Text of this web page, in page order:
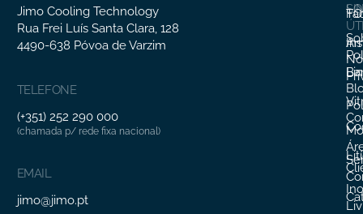
Jimo Cooling Technology
Rua Frei Luís Santa Clara, 128
4490-638 Póvoa de Varzim
TELEFONE
(+351) 252 290 000
(chamada p/ rede fixa nacional)
EMAIL
jimo@jimo.pt